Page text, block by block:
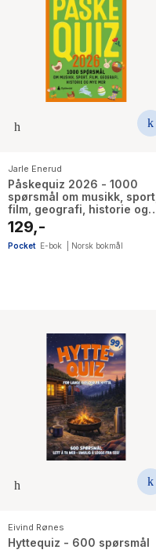
Jarle Enerud
Påskequiz 2026 - 1000
spørsmål om musikk, sport,
film, geografi, historie og
mye mer
129,-
Pocket E-bok Norsk bokmål
Eivind Rønes
Hyttequiz - 600 spørsmål